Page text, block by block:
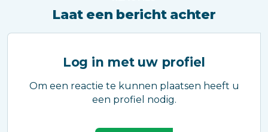
Laat een bericht achter
Log in met uw profiel
Om een reactie te kunnen plaatsen heeft u
een profiel nodig.